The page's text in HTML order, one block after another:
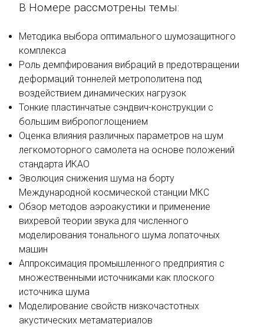
В Номере рассмотрены темы:
Методика выбора оптимального шумозащитного
комплекса
Роль демпфирования вибраций в предотвращении
деформаций тоннелей метрополитена под
воздействием динамических нагрузок
Тонкие пластинчатые сэндвич-конструкции с
большим вибропоглощением
Оценка влияния различных параметров на шум
легкомоторного самолета на основе положений
стандарта ИКАО
Эволюция снижения шума на борту
Международной космической станции МКС
Обзор методов аэроакустики и применение
вихревой теории звука для численного
моделирования тонального шума лопаточных
машин
Аппроксимация промышленного предприятия с
множественными источниками как плоского
источника шума
Моделирование свойств низкочастотных
акустических метаматериалов